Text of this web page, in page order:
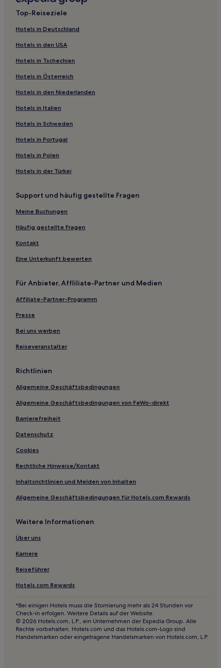
Stein Hotels
Bad Dürrheim Hotels
Landkreis Sigmaringen: Hotels
Horgen Hotels
Bärenthal Hotels
Hotels nahe Bahnhof Mühringen
Haidkapelle Hotels
Landkreis Rottweil: Hotels
Hotels nahe Bahnhof Spaichingen
Hotels nahe Schwäbische Albstraße
Landkreis Tübingen: Hotels
Wanne Hotels
Glatten Hotels
Egelstal Hotels
Dießen Hotels
Regierungsbezirk Tübingen: Hotels
Hotels nahe Bahnhof Tuttlingen Schulen
Hotels nahe Bahnhof Weilheim
Neukirch Hotels
Hotels nahe Landestheater Tübingen
Hotels nahe Bahnhof Trochtelfingen ALB-GOLD
Hausen Hotels
Gemarkung Ostdorf Hotels
Familien in Leinfelden-Echterdingen
Hotels mit Parkplatz in Oberschwaben
Familien in Freudenstadt
Haustierfreundliche in Löffingen
Haustierfreundliche in Singen
Hotels mit Parkplatz in Vöhrenbach
Familien in Überlingen
Familien in Tübingen
Haustierfreundliche in Reutlingen
Hotels mit Parkplatz in Loßburg
Hotels mit Fitnessbereich in Villingen-Schwenningen
Hotels mit Parkplatz in Hornberg
Familien in Sindelfingen
Hotels mit Parkplatz in Schwarzwald
Hotels mit inbegriffenem Frühstück in Schwarzwald
Familien in Schwarzwald
Top-Reiseziele
Hotels in Deutschland
Hotels in den USA
Hotels in Tschechien
Hotels in Österreich
Hotels in den Niederlanden
Hotels in Italien
Hotels in Schweden
Hotels in Portugal
Hotels in Polen
Hotels in der Türkei
Support und häufig gestellte Fragen
Meine Buchungen
Häufig gestellte Fragen
Kontakt
Eine Unterkunft bewerten
Für Anbieter, Affliliate-Partner und Medien
Affiliate-Partner-Programm
Presse
Bei uns werben
Reiseveranstalter
Richtlinien
Allgemeine Geschäftsbedingungen
Allgemeine Geschäftsbedingungen von FeWo-direkt
Barrierefreiheit
Datenschutz
Cookies
Rechtliche Hinweise/Kontakt
Inhaltsrichtlinien und Melden von Inhalten
Allgemeine Geschäftsbedingungen für Hotels.com Rewards
Weitere Informationen
Über uns
Karriere
Reiseführer
Hotels.com Rewards
*Bei einigen Hotels muss die Stornierung mehr als 24 Stunden vor
Check-in erfolgen. Weitere Details auf der Website.
© 2026 Hotels.com, L.P., ein Unternehmen der Expedia Group. Alle
Rechte vorbehalten. Hotels.com und das Hotels.com-Logo sind
Handelsmarken oder eingetragene Handelsmarken von Hotels.com, L.P.